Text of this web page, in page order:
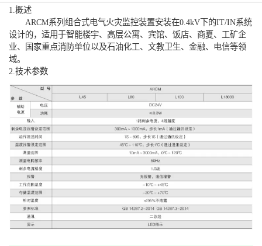
1.概述
ARCM系列组合式电气火灾监控装置安装在0.4kV下的IT/IN系统
设计的，适用于智能楼宇、高层公寓、宾馆、饭店、商夏、工矿企
业、国家重点消防单位以及石油化工、文教卫生、金融、电信等领
域。
2.技术参数